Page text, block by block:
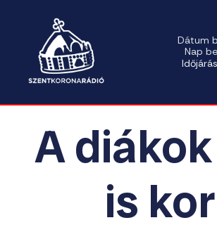
Dátum
Nap
A
is